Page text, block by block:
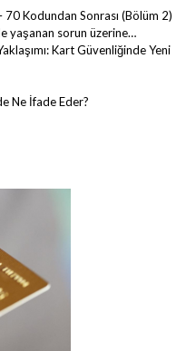
Kodundan Sonrası (Bölüm 2)
yaşanan sorun üzerine…
Kart Güvenliğinde Yeni
Ne İfade Eder?